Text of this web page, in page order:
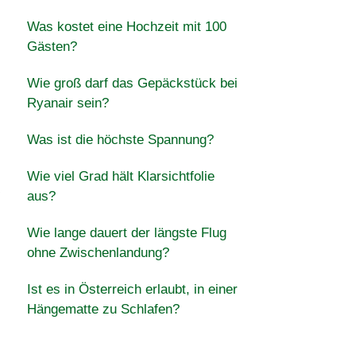
Was kostet eine Hochzeit mit 100
Gästen?
Wie groß darf das Gepäckstück bei
Ryanair sein?
Was ist die höchste Spannung?
Wie viel Grad hält Klarsichtfolie
aus?
Wie lange dauert der längste Flug
ohne Zwischenlandung?
Ist es in Österreich erlaubt, in einer
Hängematte zu Schlafen?